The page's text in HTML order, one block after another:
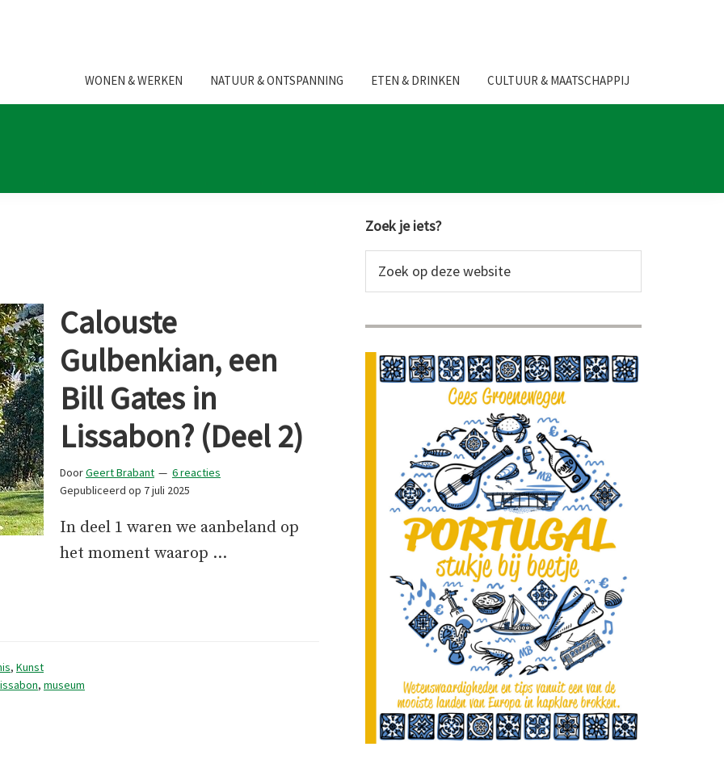
WONEN & WERKEN NATUUR & ONTSPANNING ETEN & DRINKEN CULTUUR & MAATSCHAPPIJ
Calouste
Gulbenkian, een
Bill Gates in
Lissabon? (Deel 2)
DoorGeert Brabant
6 reacties
Gepubliceerd op 7 juli 2025
In deel 1 waren we aanbeland op
het moment waarop …
, Kunst
, museum
Primaire
Sidebar
Zoek je iets?
op
website